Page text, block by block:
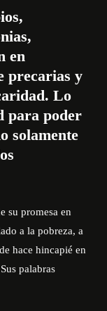
en
precarias y
Lo
para poder
solamente
su promesa en
a la pobreza, a
hace hincapié en
palabras